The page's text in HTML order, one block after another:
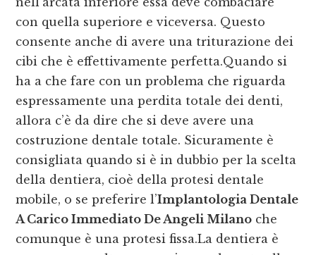
con quella superiore e viceversa. Questo
consente anche di avere una triturazione dei
cibi che è effettivamente perfetta.Quando si
ha a che fare con un problema che riguarda
espressamente una perdita totale dei denti,
allora c’è da dire che si deve avere una
costruzione dentale totale. Sicuramente è
consigliata quando si è in dubbio per la scelta
della dentiera, cioè della protesi dentale
mobile, o se preferire l’Implantologia Dentale
A Carico Immediato De Angeli Milano che
comunque è una protesi fissa.La dentiera è